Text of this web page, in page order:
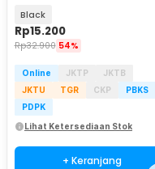
Black
Rp15.200
Rp32.900 54%
Online JKTP
JKTB
JKTU
TGR CKP
PBKS
PDPK
Lihat Ketersediaan Stok
+ Keranjang